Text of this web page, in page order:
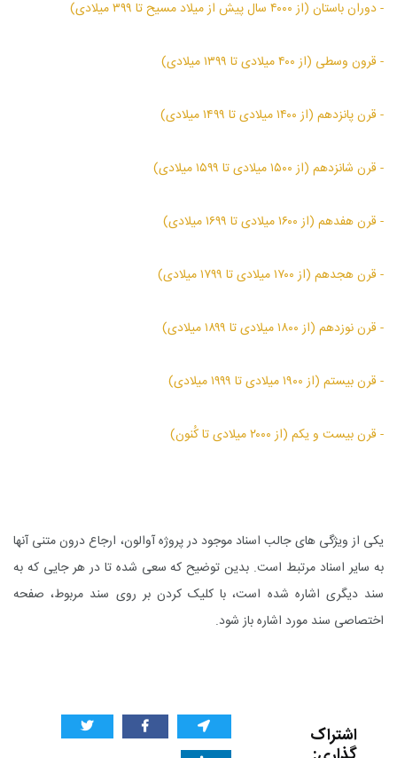
- دوران باستان (از ۴۰۰۰ سال پیش از میلاد مسیح تا ۳۹۹ میلادی)
- قرون وسطی (از ۴۰۰ میلادی تا ۱۳۹۹ میلادی)
- قرن پانزدهم (از ۱۴۰۰ میلادی تا ۱۴۹۹ میلادی)
- قرن شانزدهم (از ۱۵۰۰ میلادی تا ۱۵۹۹ میلادی)
- قرن هفدهم (از ۱۶۰۰ میلادی تا ۱۶۹۹ میلادی)
- قرن هجدهم (از ۱۷۰۰ میلادی تا ۱۷۹۹ میلادی)
- قرن نوزدهم (از ۱۸۰۰ میلادی تا ۱۸۹۹ میلادی)
- قرن بیستم (از ۱۹۰۰ میلادی تا ۱۹۹۹ میلادی)
- قرن بیست و یکم (از ۲۰۰۰ میلادی تا کُنون)
یکی از ویژگی های جالب اسناد موجود در پروژه آوالون، ارجاع درون متنی آنها
به سایر اسناد مرتبط است. بدین توضیح که سعی شده تا در هر جایی که به
سند دیگری اشاره شده است، با کلیک کردن بر روی سند مربوط، صفحه
اختصاصی سند مورد اشاره باز شود.
اشتراک